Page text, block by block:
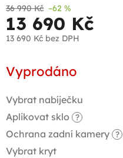
36 990 Kč –62 %
13 690 Kč
13 690 Kč bez DPH
cena:
Vyprodáno
Vybrat nabíječku
Aplikovat sklo
?
Ochrana zadní kamery ?
Vybrat kryt